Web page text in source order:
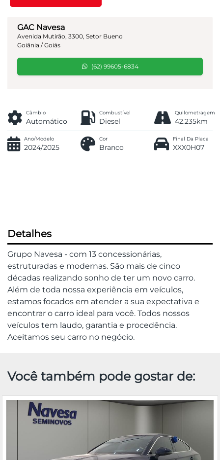
GAC Navesa
Avenida Mutirão, 3300, Setor Bueno
Goiânia / Goiás
(62) 99605-6834
Câmbio
Automático
Combustível
Diesel
Quilometragem
42.235km
Ano/Modelo
2024/2025
Cor
Branco
Final Da Placa
XXX0H07
Detalhes
Grupo Navesa - com 13 concessionárias,
estruturadas e modernas. São mais de cinco
décadas realizando sonho de ter um novo carro.
Além de toda nossa experiência em veículos,
estamos focados em atender a sua expectativa e
encontrar o carro ideal para você. Todos nossos
veículos tem laudo, garantia e procedência.
Aceitamos seu carro no negócio.
Você também pode gostar de: